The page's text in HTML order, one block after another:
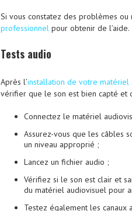
Si vous constatez des problèmes ou
professionnel pour obtenir de l’aide.
Tests audio
Après l’installation de votre matériel
vérifier que le son est bien capté et
Connectez le matériel
Assurez-vous que les câbles
un niveau approprié ;
Lancez un fichier audio ;
Vérifiez si le son est clair et
du matériel audiovisuel pour
Testez également les canaux